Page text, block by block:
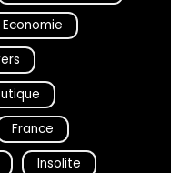
Economie
France
Insolite